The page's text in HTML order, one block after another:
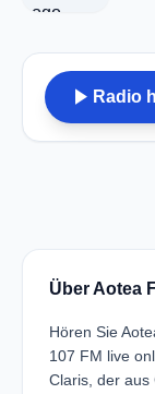
play_arrow Radio
Über Aotea
Hören Sie
107 FM live
Claris, der aus